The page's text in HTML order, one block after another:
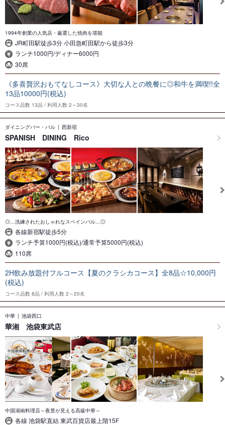
1994年創業の人気店・厳選した焼肉を堪能
JR町田駅徒歩3分 小田急町田駅から徒歩3分
ランチ1000円/ディナー6000円
30席
《多喜贅沢おもてなしコース》大切な人との晩餐に◎和牛を満喫!!全
13品10000円(税込)
コース品数 13品 利用人数 2～30名
ダイニングバー・バル 西新宿
SPANISH DINING Rico
◎…洗練されたおしゃれなスペインバル…◎
各線新宿駅徒歩5分
ランチ予算1000円(税込)/通常予算5000円(税込)
110席
2H飲み放題付フルコース【夏のクラシカコース】全8品☆10,000円
(税込)
コース品数 8品 利用人数 2～20名
中華 池袋西口
華湘 池袋東武店
中国湖南料理店～夜景が見える高級中華～
各線 池袋駅直結 東武百貨店最上階15F